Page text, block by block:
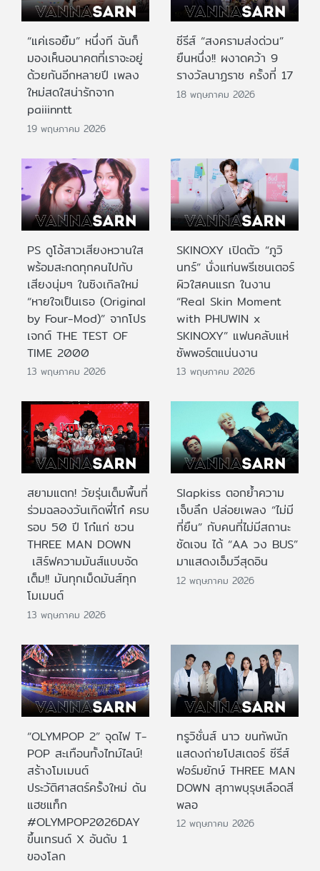
“แค่เธอยิ้ม” หนึ่งที ฉันก็
มองเห็นอนาคตที่เราจะอยู่
ด้วยกันอีกหลายปี เพลง
ใหม่สดใสน่ารักจาก
paiiinntt
19 พฤษภาคม 2026
ซีรีส์ “สงครามส่งด่วน”
ยืนหนึ่ง!! ผงาดคว้า 9
รางวัลนาฏราช ครั้งที่ 17
18 พฤษภาคม 2026
PS ดูโอ้สาวเสียงหวานใส
พร้อมสะกดทุกคนไปกับ
เสียงนุ่มๆ ในซิงเกิลใหม่
“หายใจเป็นเธอ (Original
by Four-Mod)” จากโปร
เจกต์ THE TEST OF
TIME 2000
13 พฤษภาคม 2026
SKINOXY เปิดตัว “ภูวิ
นทร์” นั่งแท่นพรีเซนเตอร์
ผิวใสคนแรก ในงาน
“Real Skin Moment
with PHUWIN x
SKINOXY” แฟนคลับแห่
ซัพพอร์ตแน่นงาน
13 พฤษภาคม 2026
สยามแตก! วัยรุ่นเต็มพื้นที่
ร่วมฉลองวันเกิดพี่โก๋ ครบ
รอบ 50 ปี โก๋แก่ ชวน
THREE MAN DOWN
เสิร์ฟความมันส์แบบจัด
เต็ม!! มันทุกเม็ดมันส์ทุก
โมเมนต์
13 พฤษภาคม 2026
Slapkiss ตอกย้ำความ
เจ็บลึก ปล่อยเพลง “ไม่มี
ที่ยืน” กับคนที่ไม่มีสถานะ
ชัดเจน ได้ “AA วง BUS”
มาแสดงเอ็มวีสุดอิน
12 พฤษภาคม 2026
“OLYMPOP 2” จุดไฟ T-
POP สะเทือนทั้งไทม์ไลน์!
สร้างโมเมนต์
ประวัติศาสตร์ครั้งใหม่ ดัน
แฮชแท็ก
#OLYMPOP2026DAY
ขึ้นเทรนด์ X อันดับ 1
ของโลก
ทรูวิชั่นส์ นาว ขนทัพนัก
แสดงถ่ายโปสเตอร์ ซีรีส์
ฟอร์มยักษ์ THREE MAN
DOWN สุภาพบุรุษเลือดสี
พลอ
12 พฤษภาคม 2026